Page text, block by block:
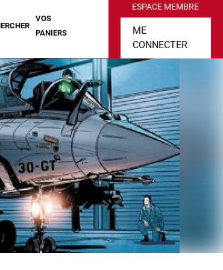
VOS
PANIERS
ESPACE MEMBRE
ME
CONNECTER